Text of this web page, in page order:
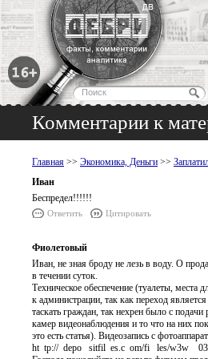
Комментарии к
Главная >> Экономика, Деньги >>
Иван
Беспредел!!!!!!
Ответить Цитировать
Фиолетовый
Иван, не зная броду не лезь в воду. О
в течении суток.
Техническое обеспечение (туалеты,
к администрации, так как переход
таскать граждан, так нехрен было с
камер видеонаблюдения и то что на них
это есть статья). Видеозапись с
ht tp:// depo sitfil es.c om/fi les/w3w